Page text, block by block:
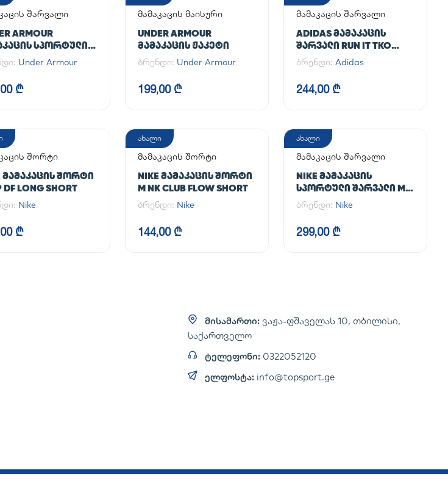
შარვალი
ARMOUR
ᲡᲞᲝᲠᲢᲣᲚᲘ
UA CG ARMOUR
Under Armour
₾
მამაკაცის მაისური
UNDER ARMOUR
ᲛᲐᲛᲐᲙᲐᲪᲘᲡ ᲟᲐᲙᲔᲢᲘ
ბრენდი: Under Armour
199,00 ₾
მამაკაცის შარვალი
ADIDAS ᲛᲐᲛᲐᲙᲐᲪᲘᲡ
ᲨᲐᲠᲕᲐᲚᲘ RUN IT TKO
PANT
ბრენდი: Adidas
244,00 ₾
შორტი
ᲛᲐᲛᲐᲙᲐᲪᲘᲡ ᲨᲝᲠᲢᲘ
DF LONG SHORT
Nike
₾
ახალი
მამაკაცის შორტი
NIKE ᲛᲐᲛᲐᲙᲐᲪᲘᲡ ᲨᲝᲠᲢᲘ
M NK CLUB FLOW SHORT
ბრენდი: Nike
144,00 ₾
ახალი
მამაკაცის შარვალი
NIKE ᲛᲐᲛᲐᲙᲐᲪᲘᲡ
ᲡᲞᲝᲠᲢᲣᲚᲘ ᲨᲐᲠᲕᲐᲚᲘ M
NK DF UNLIMITED PANT
TPR
ბრენდი: Nike
299,00 ₾
მისამართი: ვაჟა-ფშაველას 10, თბილისი,
საქართველო
ტელეფონი: 0322052120
ელფოსტა: info@topsport.ge